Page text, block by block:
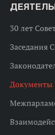
30 лет
Заседания
Документы